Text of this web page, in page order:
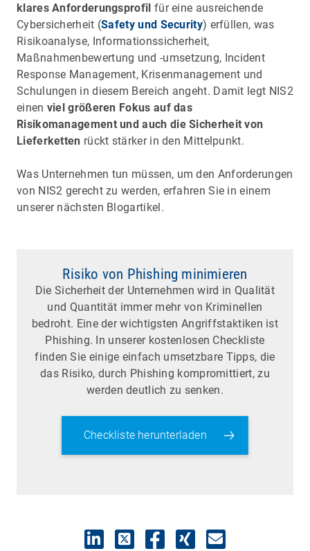
klares Anforderungsprofil für eine ausreichende
Cybersicherheit (Safety und Security) erfüllen, was
Risikoanalyse, Informationssicherheit,
Maßnahmenbewertung und -umsetzung, Incident
Response Management, Krisenmanagement und
Schulungen in diesem Bereich angeht. Damit legt NIS2
einen viel größeren Fokus auf das
Risikomanagement und auch die Sicherheit von
Lieferketten rückt stärker in den Mittelpunkt.
Was Unternehmen tun müssen, um den Anforderungen
von NIS2 gerecht zu werden, erfahren Sie in einem
unserer nächsten Blogartikel.
Risiko von Phishing minimieren
Die Sicherheit der Unternehmen wird in Qualität
und Quantität immer mehr von Kriminellen
bedroht. Eine der wichtigsten Angriffstaktiken ist
Phishing. In unserer kostenlosen Checkliste
finden Sie einige einfach umsetzbare Tipps, die
das Risiko, durch Phishing kompromittiert, zu
werden deutlich zu senken.
Checkliste herunterladen